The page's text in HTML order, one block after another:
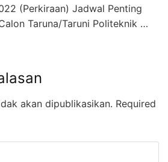
(Perkiraan) Jadwal Penting
Taruna/Taruni Politeknik …
akan dipublikasikan. Required